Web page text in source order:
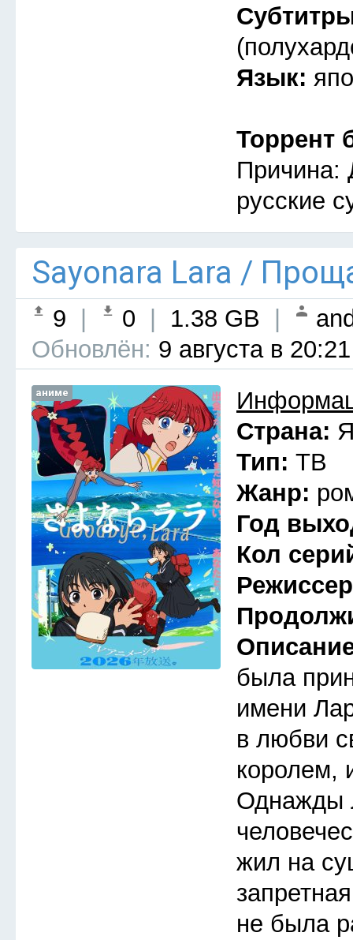
Язык:
Торрент
Причина:
русские
Sayonara Lara /
9 0 1.38 GB
Обновлён: 9 августа в 20:21
аниме
Страна:
Тип: ТВ
Жанр:
Год
Кол
была
имени
в любви
королем,
Однажды
жил на
не была